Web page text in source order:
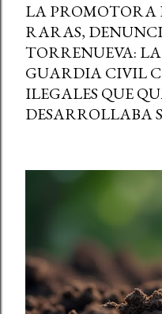
LA PROMOTORA
RARAS,
TORRENUEVA:
GUARDIA CIVIL
ILEGALES QUE
DESARROLLABA